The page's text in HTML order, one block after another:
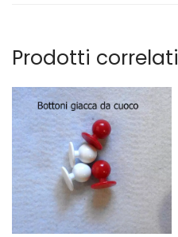
Prodotti correlati